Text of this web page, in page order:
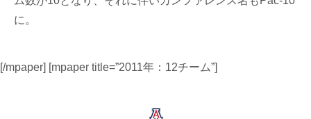
に。
[/mpaper] [mpaper title=”2011年：12チーム”]